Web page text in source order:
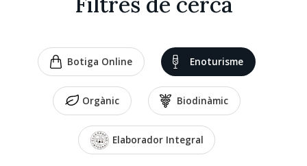
Botiga Online Enoturisme
Orgànic Biodinàmic
Elaborador Integral